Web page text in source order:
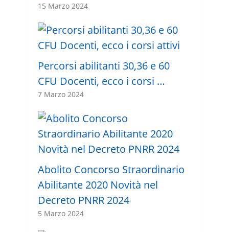
15 Marzo 2024
Percorsi abilitanti 30,36 e 60
CFU Docenti, ecco i corsi …
7 Marzo 2024
Abolito Concorso Straordinario
Abilitante 2020 Novità nel
Decreto PNRR 2024
5 Marzo 2024